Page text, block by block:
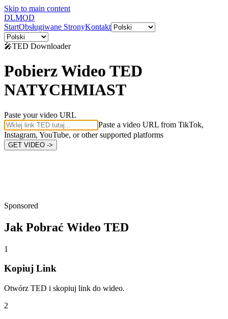
Skip to main content
DLMOD
StartObsługiwane StronyKontakt
🎤TED Downloader
Pobierz Wideo TED
NATYCHMIAST
Paste your video URL
Paste a video URL from TikTok,
Instagram, YouTube, or other supported platforms
GET VIDEO ->
Sponsored
Jak Pobrać Wideo TED
1
Kopiuj Link
Otwórz TED i skopiuj link do wideo.
2